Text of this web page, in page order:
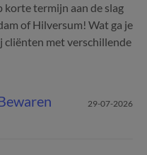
korte termijn aan de slag
of Hilversum! Wat ga je
cliënten met verschillende
29-07-2026